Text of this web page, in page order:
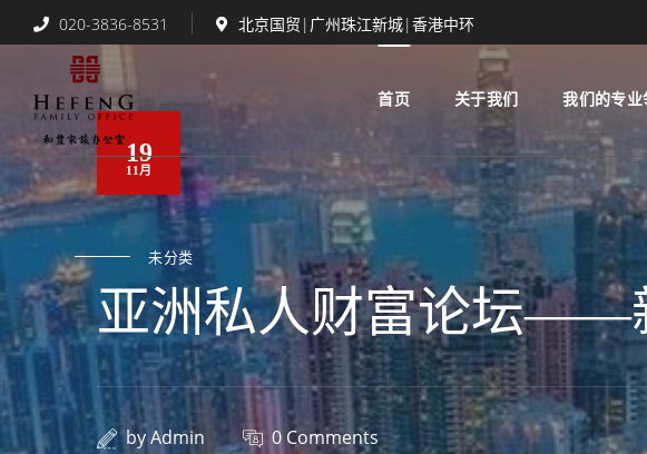
020-3836-8531 北京国贸|广州珠江新城|香港中环
首页 关于我们 我们的专业
19
11月
未分类
亚洲私人财富论坛——
byAdmin 0 Comments